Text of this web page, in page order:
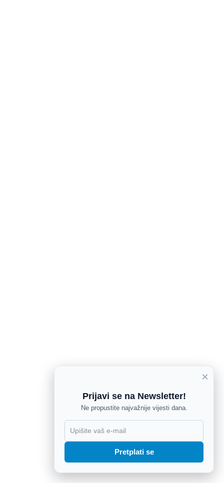
×
Prijavi se na Newsletter!
Ne propustite najvažnije vijesti dana.
Pretplati se